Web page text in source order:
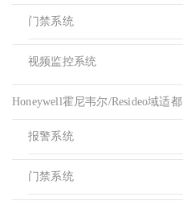
门禁系统
视频监控系统
Honeywell霍尼韦尔/resideo域适都
报警系统
门禁系统